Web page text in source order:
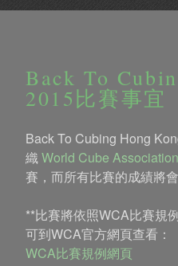
比賽賽程
報名參賽
獎項
Back To
2015比賽事宜
Back To Cubing Hong
織World Cube
賽，而所有比賽的成績將
**比賽將依照WCA比賽規
可到WCA官方網頁查看：
WCA比賽規例網頁